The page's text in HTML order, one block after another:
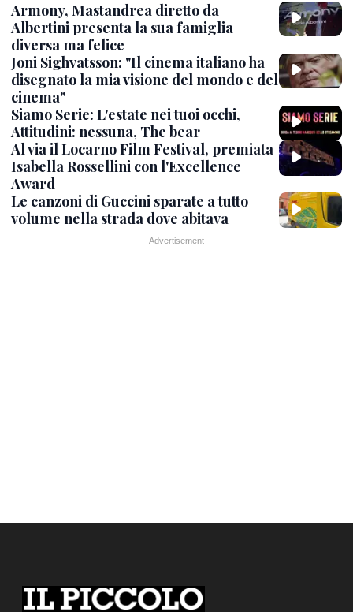
Armony, Mastandrea diretto da
Albertini presenta la sua famiglia
diversa ma felice
Joni Sighvatsson: "Il cinema italiano ha
disegnato la mia visione del mondo e del
cinema"
Siamo Serie: L'estate nei tuoi occhi,
Attitudini: nessuna, The bear
Al via il Locarno Film Festival, premiata
Isabella Rossellini con l'Excellence
Award
Le canzoni di Guccini sparate a tutto
volume nella strada dove abitava